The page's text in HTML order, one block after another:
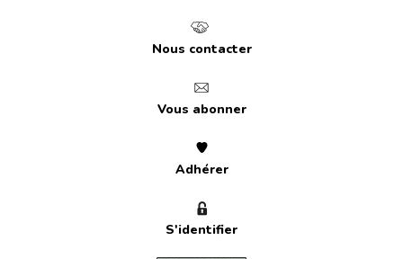
Nous contacter
Vous abonner
Adhérer
S'identifier